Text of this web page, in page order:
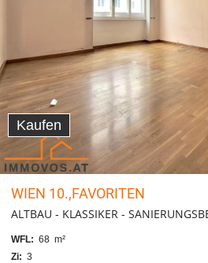
Kaufen
WIEN 10.,FAVORITEN
ALTBAU - KLASSIKER -
WFL: 68 m²
Zi: 3